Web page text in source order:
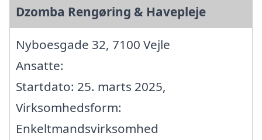
Dzomba Rengøring & Havepleje
Nyboesgade 32, 7100 Vejle
Ansatte:
Startdato: 25. marts 2025,
Virksomhedsform:
Enkeltmandsvirksomhed